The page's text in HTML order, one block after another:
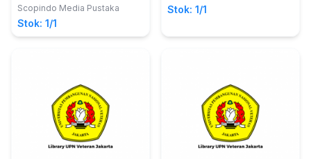
Undang-Undang No. 11
Tahun 2020 tentang
cipta kerja
Scopindo Media Pustaka
Stok: 1/1
Stok: 1/1